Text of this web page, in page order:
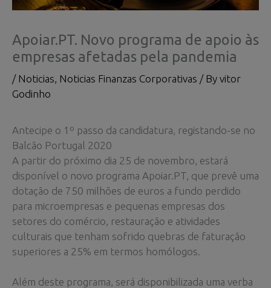
Apoiar.PT. Novo programa de apoio às
empresas afetadas pela pandemia
/ Noticias, Noticias Finanzas Corporativas / By vitor
Godinho
Antecipe o 1º passo da candidatura, registando-se no
Balcão Portugal 2020
A partir do próximo dia 25 de novembro, estará
disponível o novo programa Apoiar.PT, que prevê uma
dotação de 750 milhões de euros a fundo perdido
para microempresas e pequenas empresas dos
setores do comércio, restauração e atividades
culturais que tenham sofrido quebras de faturação
superiores a 25% em termos homólogos.
Além deste programa, será disponibilizada uma verba